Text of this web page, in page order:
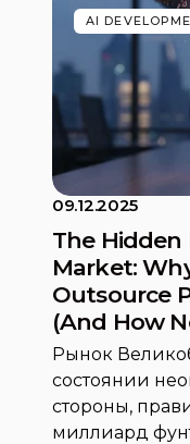
AI
09.12.2025
The Hidden
Market:
Outsource
(And How
Рынок
состоянии
стороны,
миллиард